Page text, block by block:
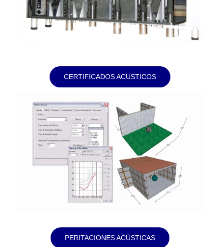
CERTIFICADOS ACUSTICOS
PERITACIONES ACÚSTICAS